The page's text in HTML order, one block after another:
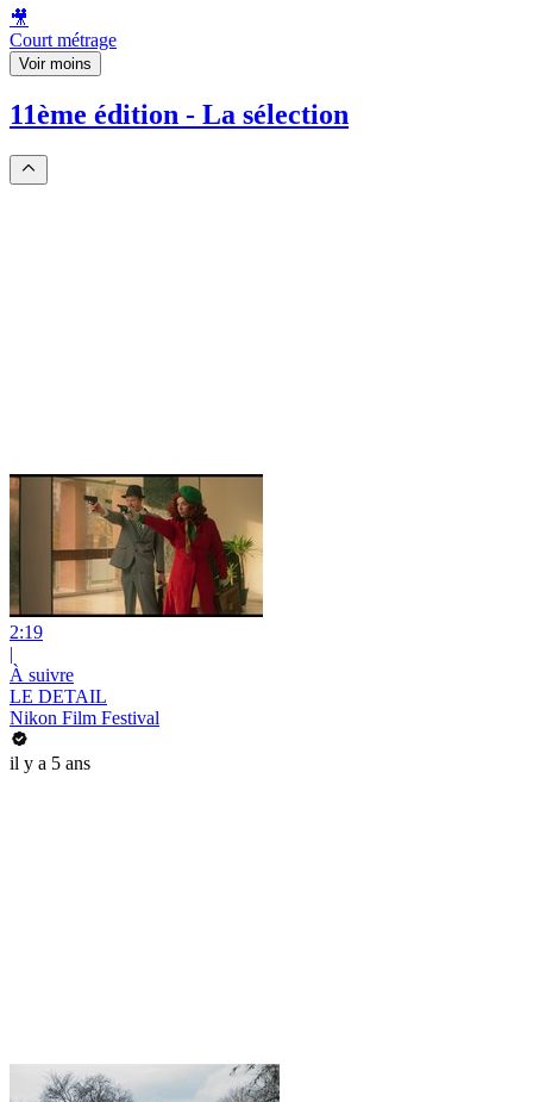
🎥
Court métrage
Voir moins
11ème édition - La sélection
2:19
|
À suivre
LE DETAIL
Nikon Film Festival
il y a 5 ans